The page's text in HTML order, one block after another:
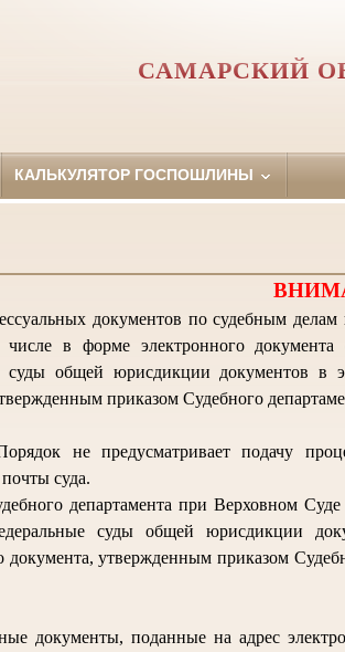
САМАРСКИЙ
КАЛЬКУЛЯТОР ГОСПОШЛИНЫ
документов по судебным
в форме электронного документа
суды общей юрисдикции документов в
приказом Судебного
не предусматривает подачу
суда.
департамента при Верховном
суды общей юрисдикции
документа, утвержденным приказом
документы, поданные на адрес